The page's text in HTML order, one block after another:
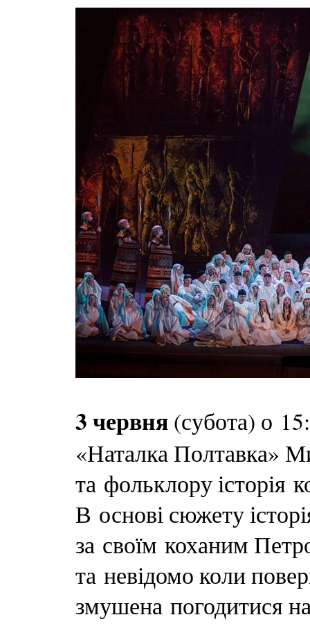
3 червня (субота) о
«Наталка Полтавка»
та фольклору історія
В основі сюжету
за своїм коханим
та невідомо коли
змушена погодитися